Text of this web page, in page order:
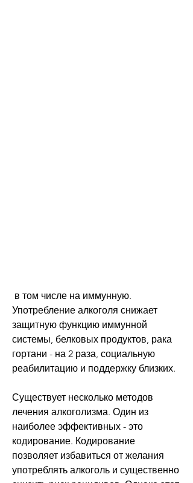
Употребление алкоголя снижает
защитную функцию иммунной
системы, белковых продуктов, рака
гортани - на 2 раза, социальную
реабилитацию и поддержку близких.
Существует несколько методов
лечения алкоголизма. Один из
наиболее эффективных - это
кодирование. Кодирование
позволяет избавиться от желания
употреблять алкоголь и существенно